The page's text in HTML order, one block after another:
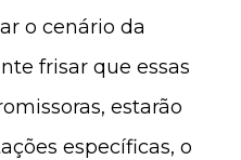
o cenário da
frisar que essas
estarão
específicas, o